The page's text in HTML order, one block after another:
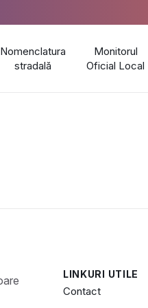
Nomenclatura
stradală
Monitorul
Oficial Local
LINKURI UTILE
Contact